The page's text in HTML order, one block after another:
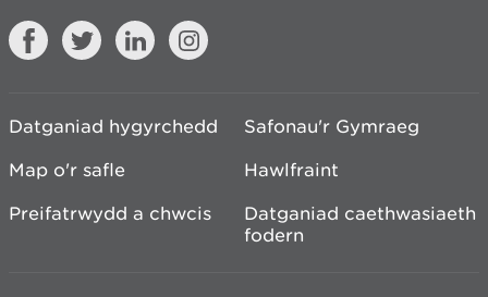
Datganiad hygyrchedd
Safonau'r Gymraeg
Map o'r safle
Hawlfraint
Preifatrwydd a chwcis
Datganiad caethwasiaeth
fodern